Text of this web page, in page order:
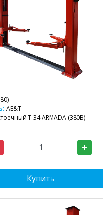
AE&T
T-34 ARMADA (380В)
Купить